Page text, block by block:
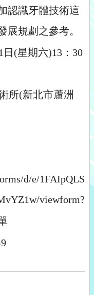
認識牙體技術這
展規劃之參考。
日(星期六)13：30
所(新北市蘆洲
d/e/